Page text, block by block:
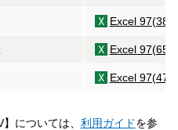
Excel
Excel
Excel
については、 利用ガイドを参